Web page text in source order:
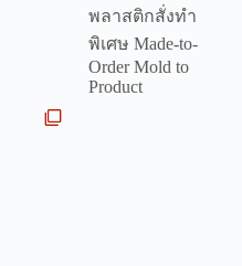
พลาสติกสั่งทำ
พิเศษ Made-to-
Order Mold to
Product